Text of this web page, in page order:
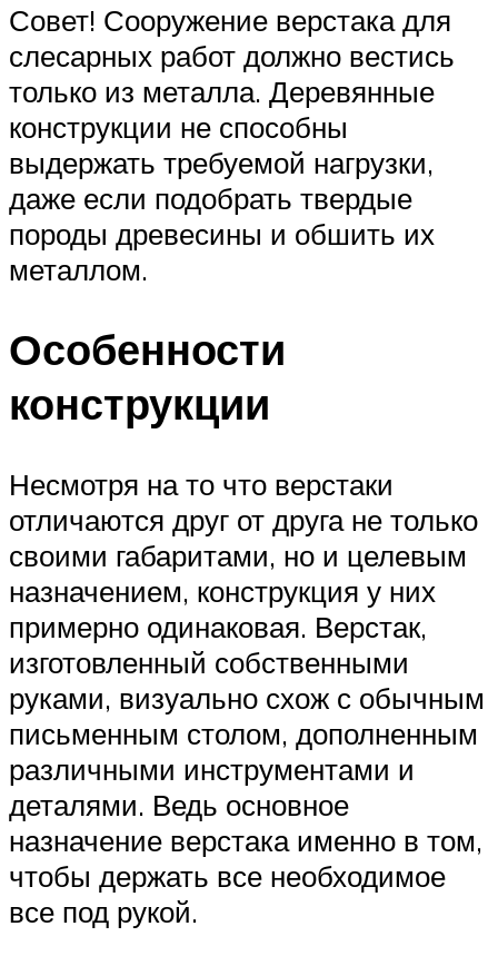
Совет! Сооружение верстака для
слесарных работ должно вестись
только из металла. Деревянные
конструкции не способны
выдержать требуемой нагрузки,
даже если подобрать твердые
породы древесины и обшить их
металлом.
Особенности
конструкции
Несмотря на то что верстаки
отличаются друг от друга не только
своими габаритами, но и целевым
назначением, конструкция у них
примерно одинаковая. Верстак,
изготовленный собственными
руками, визуально схож с обычным
письменным столом, дополненным
различными инструментами и
деталями. Ведь основное
назначение верстака именно в том,
чтобы держать все необходимое
все под рукой.